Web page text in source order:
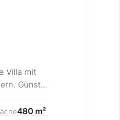
Villa mit
Günstig
480 m²